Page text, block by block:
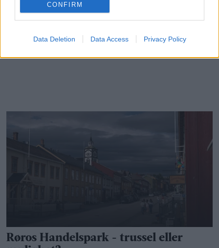
CONFIRM
Data Deletion Data Access Privacy Policy